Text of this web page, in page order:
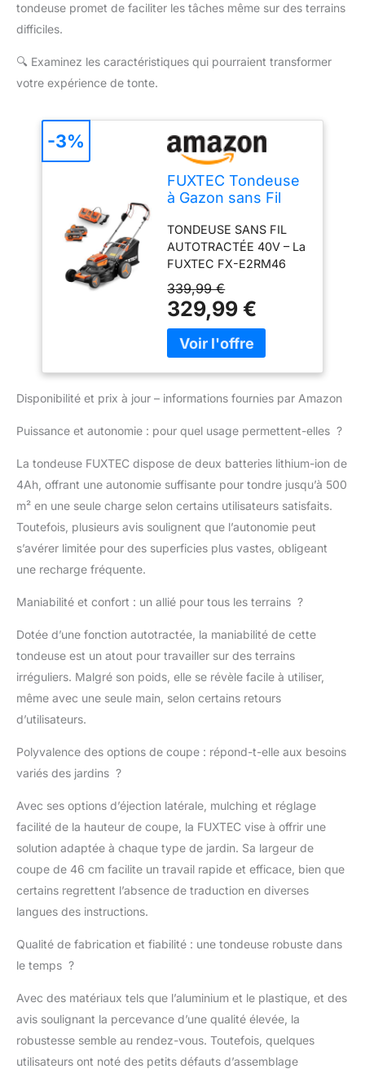
tondeuse promet de faciliter les tâches même sur des terrains
difficiles.
🔍 Examinez les caractéristiques qui pourraient transformer
votre expérience de tonte.
FUXTEC Tondeuse
à Gazon sans Fil
Autotractée avec 2
Batteries 4Ah et
Double Chargeur •
Coupe 46 cm •
Mulching et Éjection
Latérale • Bac 50L •
Hauteur de Coupe
25–75 mm
TONDEUSE SANS FIL
AUTOTRACTÉE 40V – La
FUXTEC FX-E2RM46
fonctionne avec un
système 40V alimenté
par 2 batteries 20V et
offre une largeur de
coupe de 46 cm adaptée
COUPE RÉGLABLE –
hauteur de coupe de 25
un résultat adapté aux
différentes conditions de
pelouse et à vos
préférences. BAC DE
RAMASSAGE 50 L – Le
grand bac de collecte
facilement pour un
du jardin. MULCHING ET
ÉJECTION LATÉRALE –
Choisissez entre le
ramassage, le mulching
conditions de tonte. SET
2 batteries lithium-ion
4Ah et un double
chargeur, la tondeuse est
prête à l’emploi pour les
travaux d’entretien
réguliers.
339,99 €
329,99 €
-3%
Disponibilité et prix à jour – informations fournies par Amazon
Puissance et autonomie : pour quel usage permettent-elles ?
La tondeuse FUXTEC dispose de deux batteries lithium-ion de
4Ah, offrant une autonomie suffisante pour tondre jusqu’à 500
m² en une seule charge selon certains utilisateurs satisfaits.
Toutefois, plusieurs avis soulignent que l’autonomie peut
s’avérer limitée pour des superficies plus vastes, obligeant
une recharge fréquente.
Maniabilité et confort : un allié pour tous les terrains ?
Dotée d’une fonction autotractée, la maniabilité de cette
tondeuse est un atout pour travailler sur des terrains
irréguliers. Malgré son poids, elle se révèle facile à utiliser,
même avec une seule main, selon certains retours
d’utilisateurs.
Polyvalence des options de coupe : répond-t-elle aux besoins
variés des jardins ?
Avec ses options d’éjection latérale, mulching et réglage
facilité de la hauteur de coupe, la FUXTEC vise à offrir une
solution adaptée à chaque type de jardin. Sa largeur de
coupe de 46 cm facilite un travail rapide et efficace, bien que
certains regrettent l’absence de traduction en diverses
langues des instructions.
Qualité de fabrication et fiabilité : une tondeuse robuste dans
le temps ?
Avec des matériaux tels que l’aluminium et le plastique, et des
avis soulignant la percevance d’une qualité élevée, la
robustesse semble au rendez-vous. Toutefois, quelques
utilisateurs ont noté des petits défauts d’assemblage